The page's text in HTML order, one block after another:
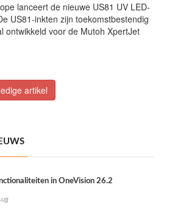
lanceert de nieuwe US81 UV LED-
US81-inkten zijn toekomstbestendig
ontwikkeld voor de Mutoh XpertJet
artikel
in OneVision 26.2